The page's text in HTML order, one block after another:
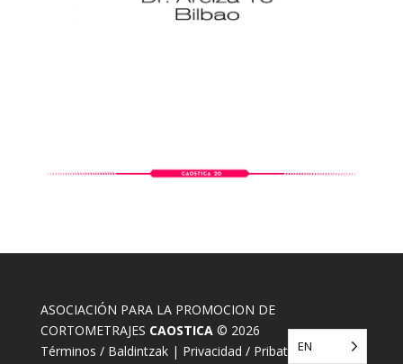
ASOCIACIÓN PARA LA PROMOCION DE
CORTOMETRAJES CAOSTICA© 2026
Términos / Baldintzak| Privacidad / Pribatasuna
EN